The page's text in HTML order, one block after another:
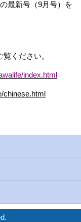
最新号（9月号）を
ください。
index.html
chinese.html